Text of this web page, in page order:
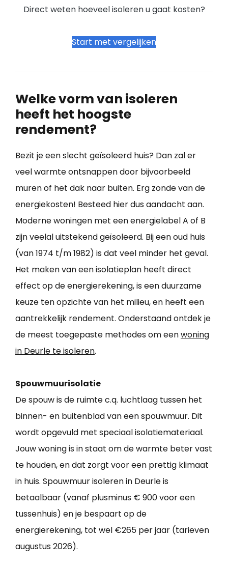
Direct weten hoeveel isoleren u gaat kosten?
Start met vergelijken
Welke vorm van isoleren
heeft het hoogste
rendement?
Bezit je een slecht geïsoleerd huis? Dan zal er
veel warmte ontsnappen door bijvoorbeeld
muren of het dak naar buiten. Erg zonde van de
energiekosten! Besteed hier dus aandacht aan.
Moderne woningen met een energielabel A of B
zijn veelal uitstekend geïsoleerd. Bij een oud huis
(van 1974 t/m 1982) is dat veel minder het geval.
Het maken van een isolatieplan heeft direct
effect op de energierekening, is een duurzame
keuze ten opzichte van het milieu, en heeft een
aantrekkelijk rendement. Onderstaand ontdek je
de meest toegepaste methodes om eenwoning
in Deurle te isoleren.
Spouwmuurisolatie
De spouw is de ruimte c.q. luchtlaag tussen het
binnen- en buitenblad van een spouwmuur. Dit
wordt opgevuld met speciaal isolatiemateriaal.
Jouw woning is in staat om de warmte beter vast
te houden, en dat zorgt voor een prettig klimaat
in huis. Spouwmuur isoleren in Deurle is
betaalbaar (vanaf plusminus € 900 voor een
tussenhuis) en je bespaart op de
energierekening, tot wel €265 per jaar (tarieven
augustus 2026).